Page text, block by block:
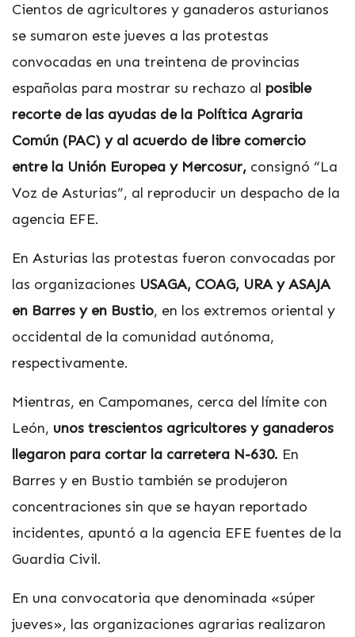
Cientos de agricultores y ganaderos asturianos
se sumaron este jueves a las protestas
convocadas en una treintena de provincias
españolas para mostrar su rechazo al posible
recorte de las ayudas de la Política Agraria
Común (PAC) y al acuerdo de libre comercio
entre la Unión Europea y Mercosur, consignó “La
Voz de Asturias”, al reproducir un despacho de la
agencia EFE.
En Asturias las protestas fueron convocadas por
las organizaciones USAGA, COAG, URA y ASAJA
en Barres y en Bustio, en los extremos oriental y
occidental de la comunidad autónoma,
respectivamente.
Mientras, en Campomanes, cerca del límite con
León, unos trescientos agricultores y ganaderos
llegaron para cortar la carretera N-630. En
Barres y en Bustio también se produjeron
concentraciones sin que se hayan reportado
incidentes, apuntó a la agencia EFE fuentes de la
Guardia Civil.
En una convocatoria que denominada «súper
jueves», las organizaciones agrarias realizaron